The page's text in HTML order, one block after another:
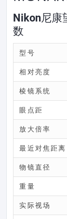
Nikon尼康
数
型号
相对亮度
棱镜系统
眼点距
放大倍率
最近对焦距离
物镜直径
重量
实际视场